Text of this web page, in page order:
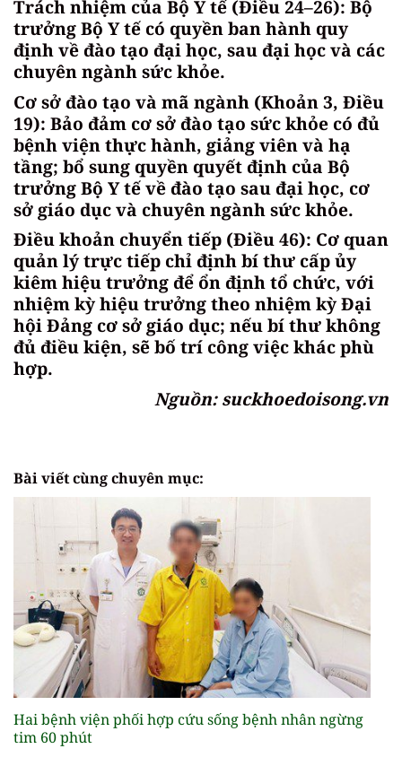
Trách nhiệm của Bộ Y tế (Điều 24–26): Bộ
trưởng Bộ Y tế có quyền ban hành quy
định về đào tạo đại học, sau đại học và các
chuyên ngành sức khỏe.
Cơ sở đào tạo và mã ngành (Khoản 3, Điều
19): Bảo đảm cơ sở đào tạo sức khỏe có đủ
bệnh viện thực hành, giảng viên và hạ
tầng; bổ sung quyền quyết định của Bộ
trưởng Bộ Y tế về đào tạo sau đại học, cơ
sở giáo dục và chuyên ngành sức khỏe.
Điều khoản chuyển tiếp (Điều 46): Cơ quan
quản lý trực tiếp chỉ định bí thư cấp ủy
kiêm hiệu trưởng để ổn định tổ chức, với
nhiệm kỳ hiệu trưởng theo nhiệm kỳ Đại
hội Đảng cơ sở giáo dục; nếu bí thư không
đủ điều kiện, sẽ bố trí công việc khác phù
hợp.
Nguồn: suckhoedoisong.vn
Bài viết cùng chuyên mục:
Hai bệnh viện phối hợp cứu sống bệnh nhân ngừng
tim 60 phút